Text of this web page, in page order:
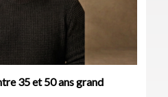
35 et 50 ans grand